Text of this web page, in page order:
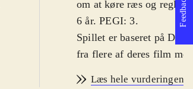
om at køre ræs og
6 år. PEGI: 3.
Spillet er baseret på
fra flere af deres film
Læs hele vurderingen
Feedback